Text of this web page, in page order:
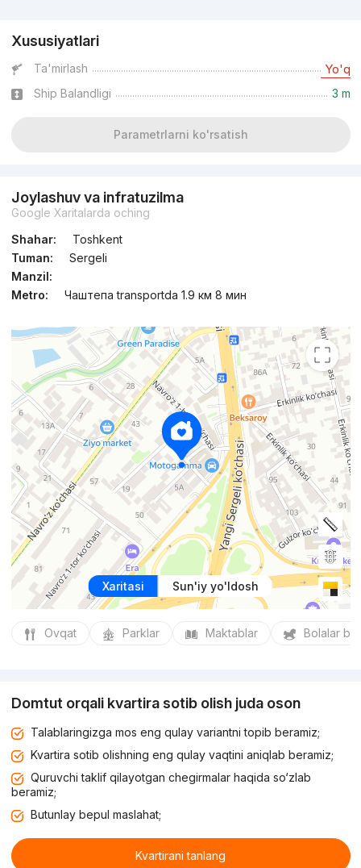
Xususiyatlari
Ta'mirlash Yo'q
Ship Balandligi 3 m
Parametrlarni ko'rsatish
Joylashuv va infratuzilma
Google Xaritalarda oching
Shahar:
Toshkent
Tuman:
Sergeli
Manzil:
Metro:
Чаштепа transportda 1.9 км 8 мин
Xaritasi Sun'iy yo'ldosh
Ovqat Parklar Maktablar Bolalar
Domtut orqali kvartira sotib olish juda oson
Talablaringizga mos eng qulay variantni topib beramiz;
Kvartira sotib olishning eng qulay vaqtini aniqlab beramiz;
Quruvchi taklif qilayotgan chegirmalar haqida so‘zlab
beramiz;
Butunlay bepul maslahat;
Kvartirani tanlang